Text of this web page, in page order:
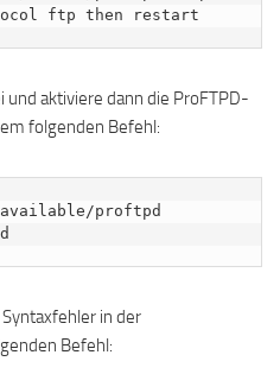
und aktiviere dann die ProFTPD-
folgenden Befehl:
proftpd
in der
Befehl: